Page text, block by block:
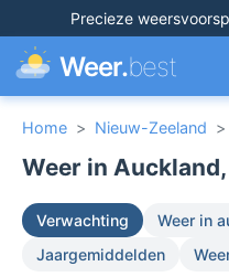
Precieze
Weer.best
Home > Nieuw-Zeeland >
Weer in
Verwachting Weer in
Jaargemiddelden